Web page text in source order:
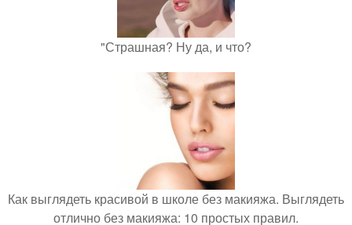
"Страшная? Ну да, и что?
Как выглядеть красивой в школе без макияжа. Выглядеть
отлично без макияжа: 10 простых правил.